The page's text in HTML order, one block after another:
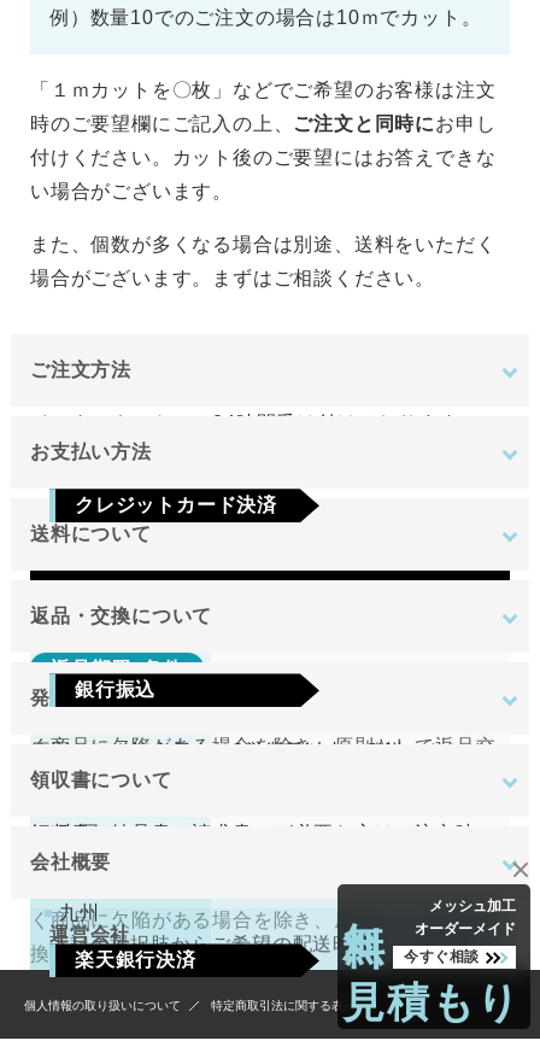
メッシュ加工
オーダーメイド
見積もり
今すぐ相談
例）数量10でのご注文の場合は10ｍでカット。
「１ｍカットを〇枚」などでご希望のお客様は注文
時のご要望欄にご記入の上、 ご注文と同時にお申し
付けください。カット後のご要望にはお答えできな
い場合がございます。
また、個数が多くなる場合は別途、送料をいただく
場合がございます。まずはご相談ください。
ご注文方法
インターネットにて24時間受け付けております。
日のみです。
お支払い方法
クレジットカード決済
Visa Mastercard JCB
AMEX
銀行振込
ご注文確定後7日以内に指定の口座へお振込みを
お願いいたします。ご入金確認後の商品手配と
いいたします。
楽天銀行決済
注文確認画面の後に、楽天銀行決済のログイン
送料について
地域
東北
関東
近畿
中国
四国
九州
北海道
4,400円（税込）
返品・交換について
返品期限･条件
切り売り商品やメーカー取り寄せ商品の場合、著し
く商品に欠陥がある場合を除き、原則として返品交
換を受け付けておりません。
切り売り商品やメーカー取り寄せ商品の場合、著し
く商品に欠陥がある場合を除き、原則として返品交
換を受け付けておりません。
不良品
発送について
原則として注文日より2営業日以内に発送いたしま
す。
させて頂きます。
下記の選択肢からご希望の配送時間をご指定頂
けます。
領収書について
領収書（納品書、請求書）が必要な方はご注文時に
お申し付けください。
会社概要
運営会社
tantore株式会社
個人情報の取り扱いについて 特定商取引法に関する表示